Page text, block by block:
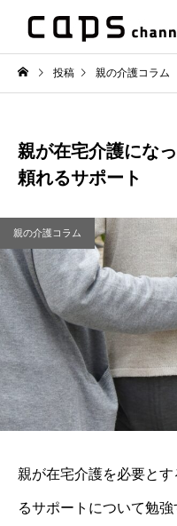
投稿 親の介護コラム
親が在宅介護にな
頼れるサポート
親の介護コラム
親が在宅介護を必要と
るサポートについて勉